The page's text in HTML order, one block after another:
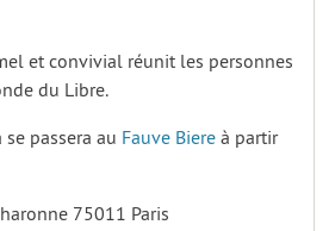
et convivial réunit les personnes
du Libre.
passera au Fauve Biere à partir
75011 Paris